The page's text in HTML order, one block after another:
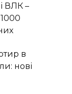
ВЛК –
в
нові